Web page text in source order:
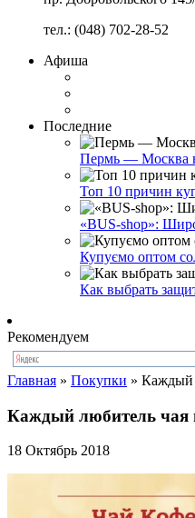
тел.: (048) 702-28-52
Афиша
Последние
Пермь — Москва
Топ 10 причин
«BUS-shop»:
Купуємо оптом
Как выбрать
Рекомендуем
Главная » Покупки » Каждый
Каждый любитель чая
18 Октябрь 2018